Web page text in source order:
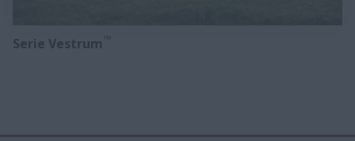
Serie Vestrum